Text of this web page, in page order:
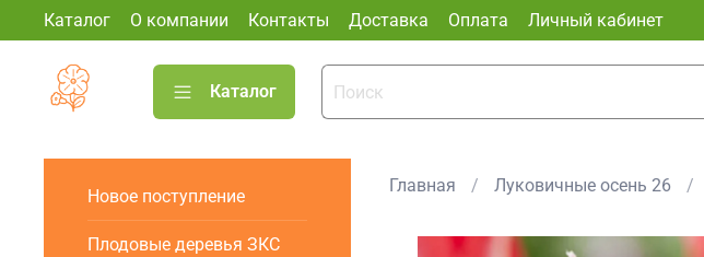
Каталог О компании Контакты Доставка Оплата Личный кабинет
Каталог
Главная Луковичные осень 26
Новое поступление
Плодовые деревья ЗКС